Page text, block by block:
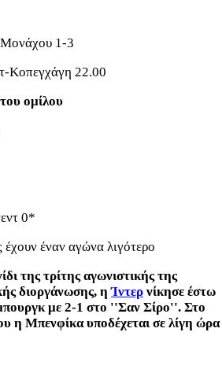
1-3
Κοπεγχάγη 22.00
ομίλου
0*
έναν αγώνα λιγότερο
της τρίτης αγωνιστικής της
διοργάνωσης, ηΊντερ νίκησε έστω
με 2-1 στο ''Σαν Σίρο''. Στο
η Μπενφίκα υποδέχεται σε λίγη ώρα